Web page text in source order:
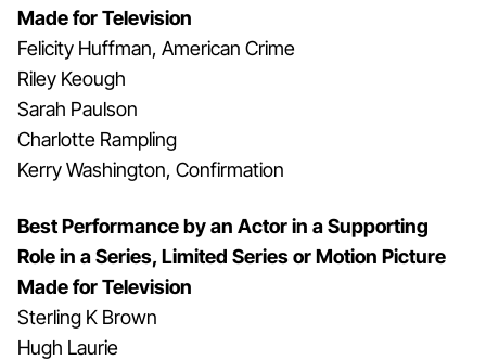
Made for Television
Felicity Huffman, American Crime
Riley Keough
Sarah Paulson
Charlotte Rampling
Kerry Washington, Confirmation
Best Performance by an Actor in a Supporting
Role in a Series, Limited Series or Motion Picture
Made for Television
Sterling K Brown
Hugh Laurie